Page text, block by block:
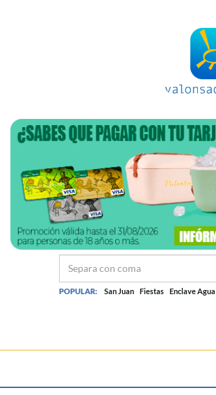
POPULAR: San Juan Fiestas Enclave Agua